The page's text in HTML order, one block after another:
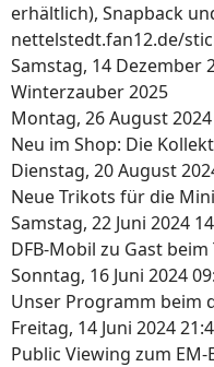
erhältlich), Snapback
nettelstedt.fan12.de/
Samstag, 14 Dezember
Winterzauber 2025
Montag, 26 August
Neu im Shop: Die
Dienstag, 20 August
Neue Trikots für die
Samstag, 22 Juni 2024
DFB-Mobil zu Gast
Sonntag, 16 Juni 2024
Unser Programm beim
Freitag, 14 Juni 2024
Public Viewing zum